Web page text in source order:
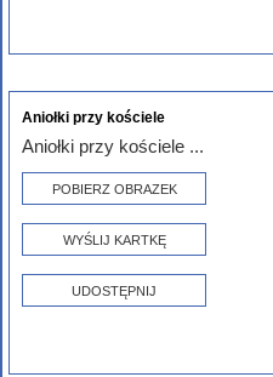
Aniołki przy kościele
Aniołki przy kościele ...
POBIERZ OBRAZEK
WYŚLIJ KARTKĘ
UDOSTĘPNIJ